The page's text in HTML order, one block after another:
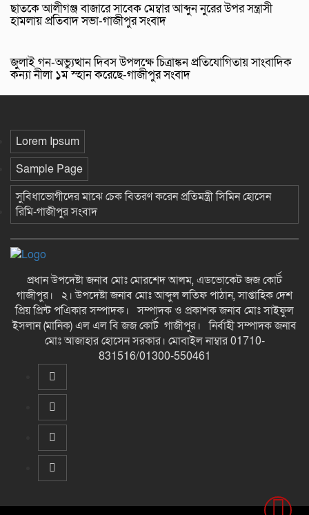
ছাতকে আলীগঞ্জ বাজারে সাবেক মেম্বার আব্দুন নুরের উপর সন্ত্রাসী
হামলায় প্রতিবাদ সভা-গাজীপুর সংবাদ
জুলাই গন-অভ্যুত্থান দিবস উপলক্ষে চিত্রাঙ্কন প্রতিযোগিতায় সাংবাদিক
কন্যা নীলা ১ম স্হান করেছে-গাজীপুর সংবাদ
Lorem Ipsum
Sample Page
সুবিধাভোগীদের মাঝে চেক বিতরণ করেন প্রতিমন্ত্রী সিমিন হোসেন
রিমি-গাজীপুর সংবাদ
প্রধান উপদেষ্টা জনাব মোঃ মোরশেদ আলম, এডভোকেট জজ কোর্ট
গাজীপুর। ২। উপদেষ্টা জনাব মোঃ আব্দুল লতিফ পাঠান, সাপ্তাহিক দেশ
প্রিয় প্রিন্ট পএিকার সম্পাদক। সম্পাদক ও প্রকাশক জনাব মোঃ সাইফুল
ইসলান (মানিক) এল এল বি জজ কোর্ট গাজীপুর। নির্বাহী সম্পাদক জনাব
মোঃ আজাহার হোসেন সরকার। মোবাইল নাম্বার 01710-
831516/01300-550461